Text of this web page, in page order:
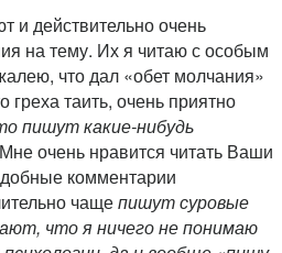
и действительно очень
на тему. Их я читаю с особым
что дал «обет молчания»
таить, очень приятно
пишут какие-нибудь
очень нравится читать Ваши
комментарии
чащепишут суровые
что я ничего не понимаю